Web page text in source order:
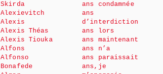
Skirda
Alexievitch
Alexis
Alexis Théas
Alexis Tiouka
Alfons
Alfonso
Bonafede
ans condamnée
ans
d’interdiction
ans lors
ans maintenant
ans n’a
ans paraissait
ans,je